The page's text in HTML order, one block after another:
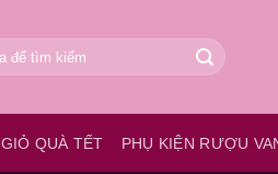
GIỎ QUÀ TẾT PHỤ KIỆN RƯỢU